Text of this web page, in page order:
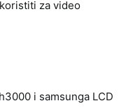
za video
i samsunga LCD